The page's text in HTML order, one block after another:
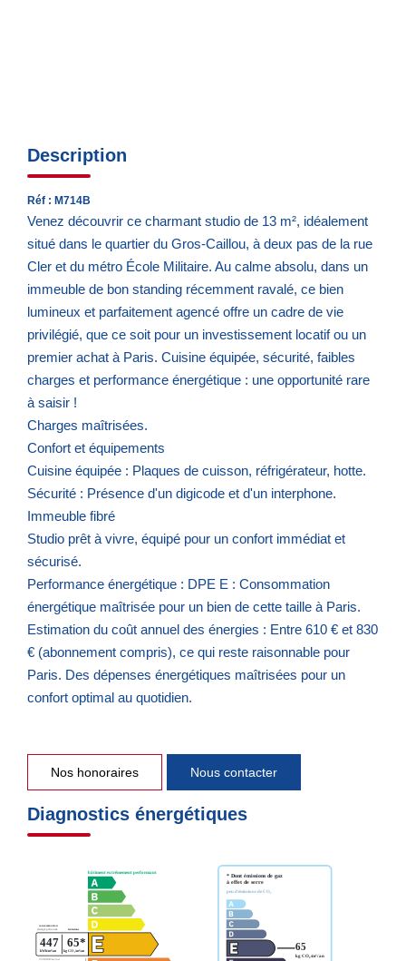
Description
Réf : M714B
Venez découvrir ce charmant studio de 13 m², idéalement
situé dans le quartier du Gros-Caillou, à deux pas de la rue
Cler et du métro École Militaire. Au calme absolu, dans un
immeuble de bon standing récemment ravalé, ce bien
lumineux et parfaitement agencé offre un cadre de vie
privilégié, que ce soit pour un investissement locatif ou un
premier achat à Paris. Cuisine équipée, sécurité, faibles
charges et performance énergétique : une opportunité rare
à saisir !
Charges maîtrisées.
Confort et équipements
Cuisine équipée : Plaques de cuisson, réfrigérateur, hotte.
Sécurité : Présence d'un digicode et d'un interphone.
Immeuble fibré
Studio prêt à vivre, équipé pour un confort immédiat et
sécurisé.
Performance énergétique : DPE E : Consommation
énergétique maîtrisée pour un bien de cette taille à Paris.
Estimation du coût annuel des énergies : Entre 610 € et 830
€ (abonnement compris), ce qui reste raisonnable pour
Paris. Des dépenses énergétiques maîtrisées pour un
confort optimal au quotidien.
Nos honoraires Nous contacter
Diagnostics énergétiques